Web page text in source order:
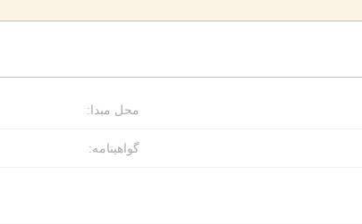
محل مبدا:
گواهینامه: